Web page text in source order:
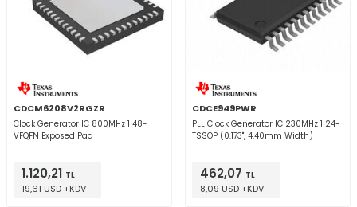
CDCM6208V2RGZR
Clock Generator IC 800MHz 1 48-
VFQFN Exposed Pad
1.120,21 TL
19,61 USD +KDV
CDCE949PWR
PLL Clock Generator IC 230MHz 1 24-
TSSOP (0.173", 4.40mm Width)
462,07 TL
8,09 USD +KDV